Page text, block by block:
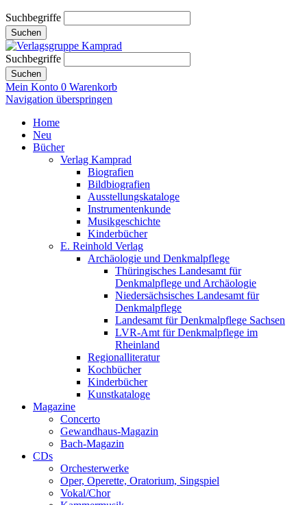
Suchbegriffe
Suchen
Suchbegriffe
Suchen
Mein Konto 0 Warenkorb
Navigation überspringen
Home
Neu
Bücher
Verlag Kamprad
Biografien
Bildbiografien
Ausstellungskataloge
Instrumentenkunde
Musikgeschichte
Kinderbücher
E. Reinhold Verlag
Archäologie und Denkmalpflege
Thüringisches Landesamt für
Denkmalpflege und Archäologie
Niedersächsisches Landesamt für
Denkmalpflege
Landesamt für Denkmalpflege Sachsen
LVR-Amt für Denkmalpflege im
Rheinland
Regionalliteratur
Kochbücher
Kinderbücher
Kunstkataloge
Magazine
Concerto
Gewandhaus-Magazin
Bach-Magazin
CDs
Orchesterwerke
Oper, Operette, Oratorium, Singspiel
Vokal/Chor